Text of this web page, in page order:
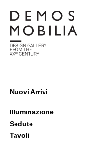
contenuto
Menu
di
navigzione
Nuovi Arrivi
Illuminazione
Sedute
Tavoli